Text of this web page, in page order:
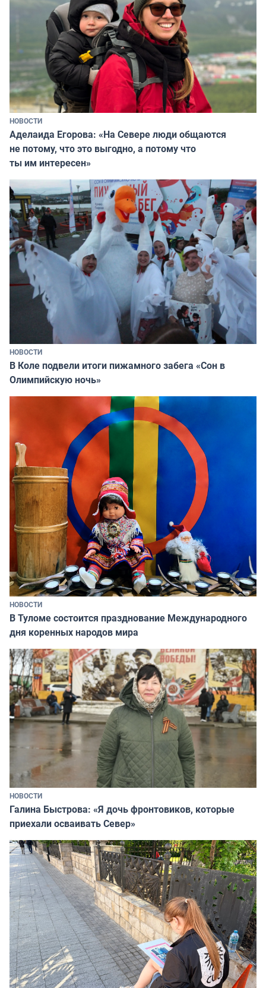
НОВОСТИ
Аделаида Егорова: «На Севере люди общаются
не потому, что это выгодно, а потому что
ты им интересен»
НОВОСТИ
В Коле подвели итоги пижамного забега «Сон в
Олимпийскую ночь»
НОВОСТИ
В Туломе состоится празднование Международного
дня коренных народов мира
НОВОСТИ
Галина Быстрова: «Я дочь фронтовиков, которые
приехали осваивать Север»